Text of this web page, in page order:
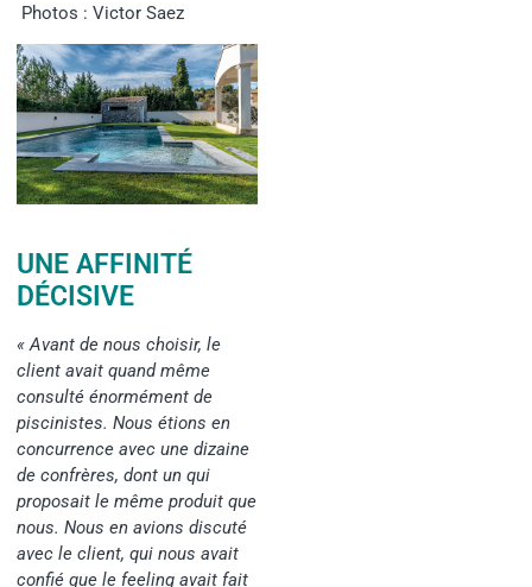
Photos : Victor Saez
UNE AFFINITÉ
DÉCISIVE
« Avant de nous choisir, le
client avait quand même
consulté énormément de
piscinistes. Nous étions en
concurrence avec une dizaine
de confrères, dont un qui
proposait le même produit que
nous. Nous en avions discuté
avec le client, qui nous avait
confié que le feeling avait fait